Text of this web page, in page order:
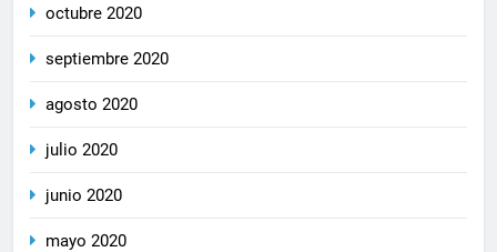
octubre 2020
septiembre 2020
agosto 2020
julio 2020
junio 2020
mayo 2020